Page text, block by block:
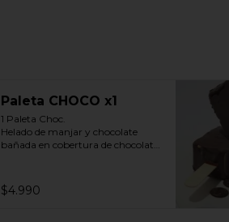
Paleta CHOCO x1
1 Paleta Choc.
Helado de manjar y chocolate
bañada en cobertura de chocolate.
$4.990